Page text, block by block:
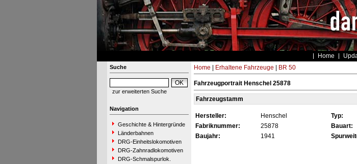
Home
Suche
zur erweiterten Suche
Navigation
Geschichte & Hintergründe
Länderbahnen
DRG-Einheitslokomotiven
DRG-Zahnradlokomotiven
DRG-Schmalspurlok.
Home Erhaltene Fahrzeuge BR 50
Fahrzeugportrait Henschel 25878
Fahrzeugstamm
Hersteller: Henschel Typ:
Fabriknummer:
25878 Bauart:
Baujahr:
1941